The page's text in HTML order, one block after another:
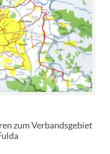
zum Verbandsgebiet